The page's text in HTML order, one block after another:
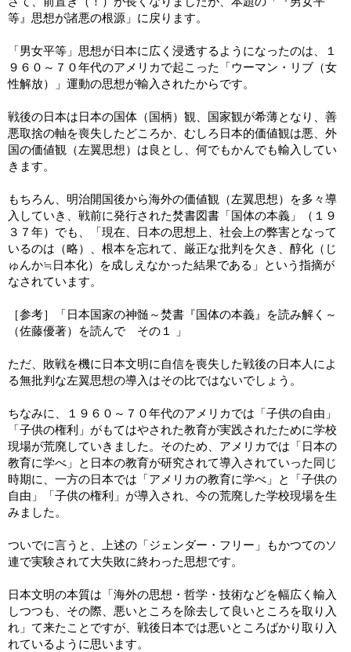
等』思想が諸悪の根源」に戻ります。
「男女平等」思想が日本に広く浸透するようになったのは、１
９６０～７０年代のアメリカで起こった「ウーマン・リブ（女
性解放）」運動の思想が輸入されたからです。
戦後の日本は日本の国体（国柄）観、国家観が希薄となり、善
悪取捨の軸を喪失したどころか、むしろ日本的価値観は悪、外
国の価値観（左翼思想）は良とし、何でもかんでも輸入してい
きます。
もちろん、明治開国後から海外の価値観（左翼思想）を多々導
入していき、戦前に発行された焚書図書「国体の本義」（１９
３７年）でも、「現在、日本の思想上、社会上の弊害となって
いるのは（略）、根本を忘れて、厳正な批判を欠き、醇化（じ
ゅんか≒日本化）を成しえなかった結果である」という指摘が
なされています。
［参考］「日本国家の神髄～焚書『国体の本義』を読み解く～
（佐藤優著）を読んで その１ 」
ただ、敗戦を機に日本文明に自信を喪失した戦後の日本人によ
る無批判な左翼思想の導入はその比ではないでしょう。
ちなみに、１９６０～７０年代のアメリカでは「子供の自由」
「子供の権利」がもてはやされた教育が実践されたために学校
現場が荒廃していきました。そのため、アメリカでは「日本の
教育に学べ」と日本の教育が研究されて導入されていった同じ
時期に、一方の日本では「アメリカの教育に学べ」と「子供の
自由」「子供の権利」が導入され、今の荒廃した学校現場を生
みました。
ついでに言うと、上述の「ジェンダー・フリー」もかつてのソ
連で実験されて大失敗に終わった思想です。
日本文明の本質は「海外の思想・哲学・技術などを幅広く輸入
しつつも、その際、悪いところを除去して良いところを取り入
れ」て来たことですが、戦後日本では悪いところばかり取り入
れているように思います。